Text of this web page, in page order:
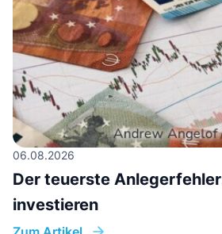
06.08.2026
Der teuerste
investieren